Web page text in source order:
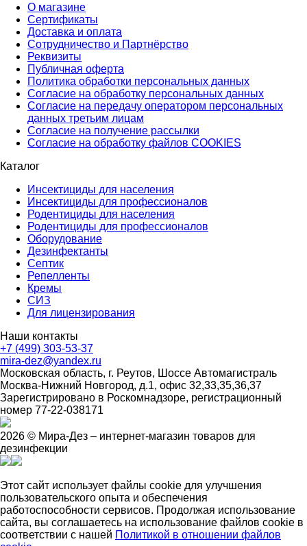
О магазине
Сертификаты
Доставка и оплата
Сотрудничество и Партнёрство
Реквизиты
Публичная оферта
Политика обработки персональных данных
Согласие на обработку персональных данных
Согласие на передачу оператором персональных
данных третьим лицам
Согласие на получение рассылки
Согласие на обработку файлов COOKIES
Каталог
Инсектициды для населения
Инсектициды для профессионалов
Родентициды для населения
Родентициды для профессионалов
Оборудование
Дезинфектанты
Септик
Репелленты
Кремы
СИЗ
Для лицензирования
Наши контакты
+7 (499) 303-53-37
mira-dez@yandex.ru
Московская область, г. Реутов, Шоссе Автомагистраль
Москва-Нижний Новгород, д.1, офис 32,33,35,36,37
Зарегистрировано в Роскомнадзоре, регистрационный
номер 77-22-038171
2026 © Мира-Дез – интернет-магазин товаров для
дезинфекции
Этот сайт использует файлы cookie для улучшения
пользовательского опыта и обеспечения
работоспособности сервисов. Продолжая использование
сайта, вы соглашаетесь на использование файлов cookie в
соответствии с нашей Политикой в отношении файлов